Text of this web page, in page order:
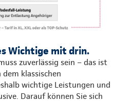
Wichtige mit drin.
zuverlässig sein – das ist
klassischen
wichtige Leistungen und
Darauf können Sie sich